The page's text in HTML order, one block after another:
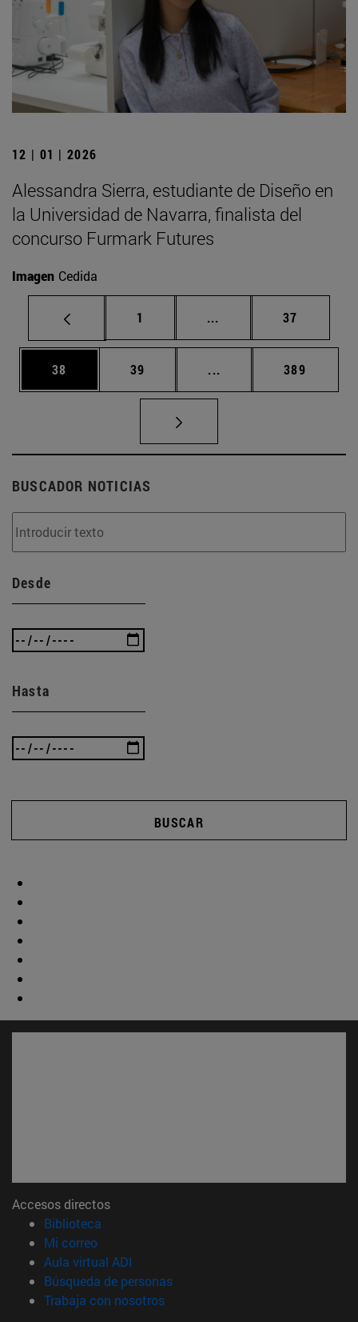
12 | 01 | 2026
Alessandra Sierra, estudiante de Diseño en
la Universidad de Navarra, finalista del
concurso Furmark Futures
Imagen Cedida
Página
1 ... Páginas intermedias
Página
37
Página
38 Página
39 ... Páginas intermedias
Página
389
BUSCADOR NOTICIAS
Desde
Hasta
BUSCAR
Accesos directos
Biblioteca
Mi correo(abre en nueva ventana)
Aula virtual ADI
Búsqueda de personas(abre en nueva ventana)
Trabaja con nosotros(abre en nueva ventana)